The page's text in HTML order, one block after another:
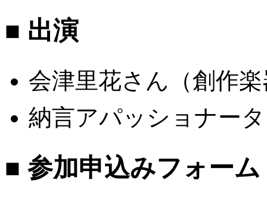
■ 出演
会津里花さん（創作
納言アパッショナー
■ 参加申込みフォーム